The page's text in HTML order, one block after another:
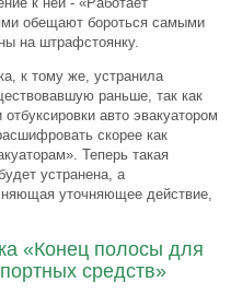
обещают бороться самыми
на штрафстоянку.
к тому же, устранила
раньше, так как
авто эвакуатором
скорее как
Теперь такая
устранена, а
уточняющее действие,
«Конец полосы для
средств»